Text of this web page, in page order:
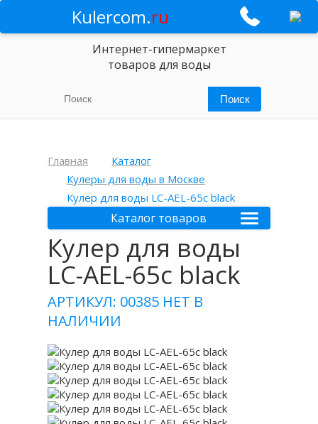
Kulercom.ru
Интернет-гипермаркет
товаров для воды
Главная
Каталог
Кулеры для воды в Москве
Кулер для воды LC-AEL-65c black
Каталог товаров
Кулер для воды
LC-AEL-65c black
АРТИКУЛ: 00385 НЕТ В
НАЛИЧИИ